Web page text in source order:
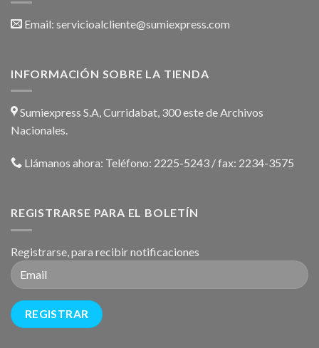
Email: servicioalcliente@sumiexpress.com
INFORMACIÓN SOBRE LA TIENDA
Sumiexpress S.A, Curridabat, 300 este de Archivos
Nacionales.
Llámanos ahora: Teléfono: 2225-5243 / fax: 2234-3575
REGISTRARSE PARA EL BOLETÍN
Registrarse, para recibir notificaciones